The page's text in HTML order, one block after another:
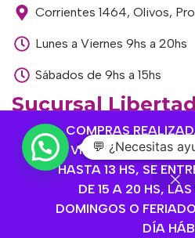
COMPRAS
VIERNES HASTA 14
HASTA 13 HS, SE
DE 15 A 20 HS,
DOMINGOS O
DÍA
Corrientes 1464, Olivos,
Lunes a Viernes 9hs a 20hs
Sábados de 9hs a 15hs
Sucursal
1168893524
Av. del Libertador 1915, Vte.
Buenos Aires
Lunes a Viernes de 9hs a
💬 ¿Necesitas